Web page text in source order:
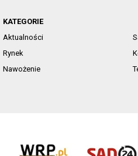
KATEGORIE
Aktualności
Rynek
Nawożenie